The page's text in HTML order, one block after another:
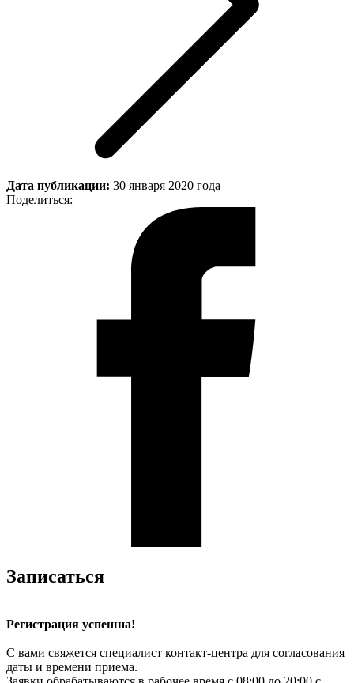
Дата публикации: 30 января 2020 года
Поделиться:
Записаться
Регистрация успешна!
С вами свяжется специалист контакт-центра для согласования
даты и времени приема.